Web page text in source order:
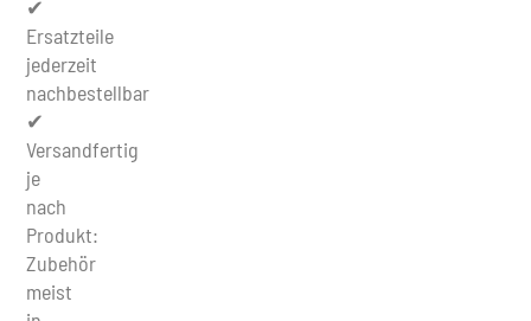
✔
Ersatzteile
jederzeit
nachbestellbar
✔
Versandfertig
je
nach
Produkt:
Zubehör
meist